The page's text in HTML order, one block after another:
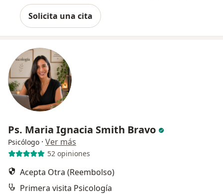
Solicita una cita
Ps. Maria Ignacia Smith Bravo
Psicólogo · Ver más
52 opiniones
Acepta Otra (Reembolso)
Primera visita Psicología